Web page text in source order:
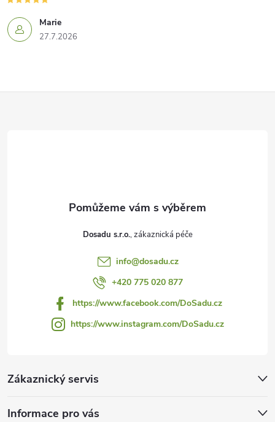
Marie
27.7.2026
Zákaznický servis
Informace pro vás
Dosadu s.r.o.
info@dosadu.cz
+420 775 020 877
https://www.facebook.com/DoSadu.cz
https://www.instagram.com/DoSadu.cz